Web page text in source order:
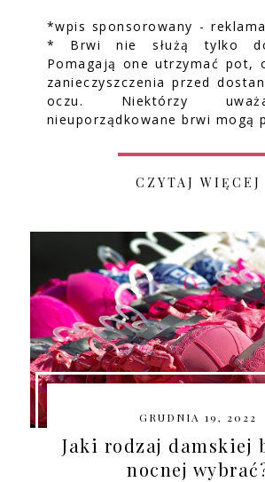
*wpis sponsorowany -
* Brwi nie służą tylko
Pomagają one utrzymać pot,
zanieczyszczenia przed
oczu. Niektórzy
nieuporządkowane brwi mogą
CZYTAJ WIĘCEJ
GRUDNIA 19, 2022
Jaki rodzaj damskiej
nocnej